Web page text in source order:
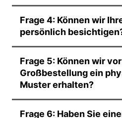
Frage 4: Können wir
persönlich
Frage 5: Können wir
Großbestellung ein
Muster erhalten?
Frage 6: Haben Sie